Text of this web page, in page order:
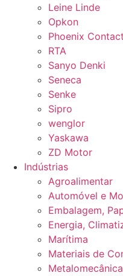
Leine Linde
Opkon
Phoenix Contact
RTA
Sanyo Denki
Seneca
Senke
Sipro
wenglor
Yaskawa
ZD Motor
Indústrias
Agroalimentar
Automóvel e
Embalagem,
Energia,
Marítima
Materiais de